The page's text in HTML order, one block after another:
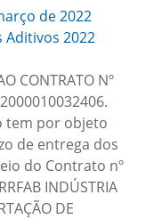
de 2022
Aditivos 2022
CONTRATO Nº
tem por objeto
de entrega dos
do Contrato nº
INDÚSTRIA
DE